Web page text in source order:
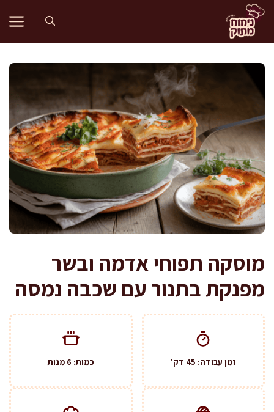
לדלג
לתוכן
מוסקה תפוחי אדמה ובשר
מפנקת בתנור עם שכבה נמסה
זמן עבודה: 45 דק' כמות: 6 מנות